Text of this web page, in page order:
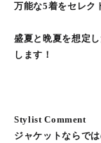
万能な5着をセレク
盛夏と晩夏を想定
します！
Stylist Comment
ジャケットならで